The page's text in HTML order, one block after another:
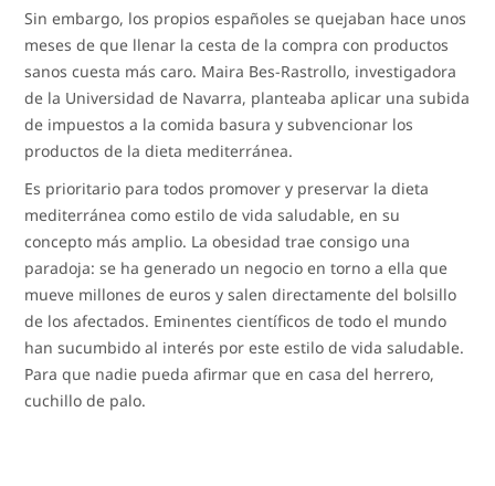
Sin embargo, los propios españoles se quejaban hace unos
meses de que llenar la cesta de la compra con productos
sanos cuesta más caro. Maira Bes-Rastrollo, investigadora
de la Universidad de Navarra, planteaba aplicar una subida
de impuestos a la comida basura y subvencionar los
productos de la dieta mediterránea.
Es prioritario para todos promover y preservar la dieta
mediterránea como estilo de vida saludable, en su
concepto más amplio. La obesidad trae consigo una
paradoja: se ha generado un negocio en torno a ella que
mueve millones de euros y salen directamente del bolsillo
de los afectados. Eminentes científicos de todo el mundo
han sucumbido al interés por este estilo de vida saludable.
Para que nadie pueda afirmar que en casa del herrero,
cuchillo de palo.